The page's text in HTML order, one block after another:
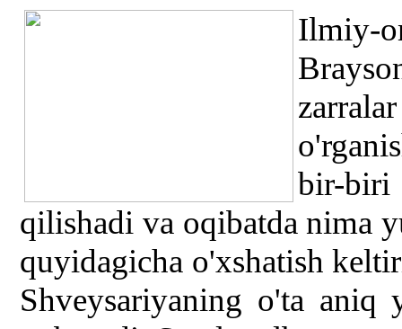
Ilmiy-
bir-
qilishadi va oqibatda nima
quyidagicha o'xshatish
Shveysariyaning o'ta aniq